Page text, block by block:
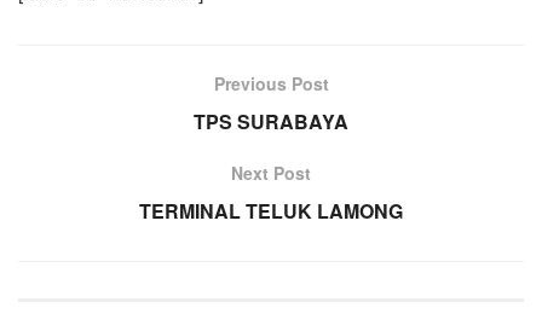
Previous Post
TPS SURABAYA
Next Post
TERMINAL TELUK LAMONG